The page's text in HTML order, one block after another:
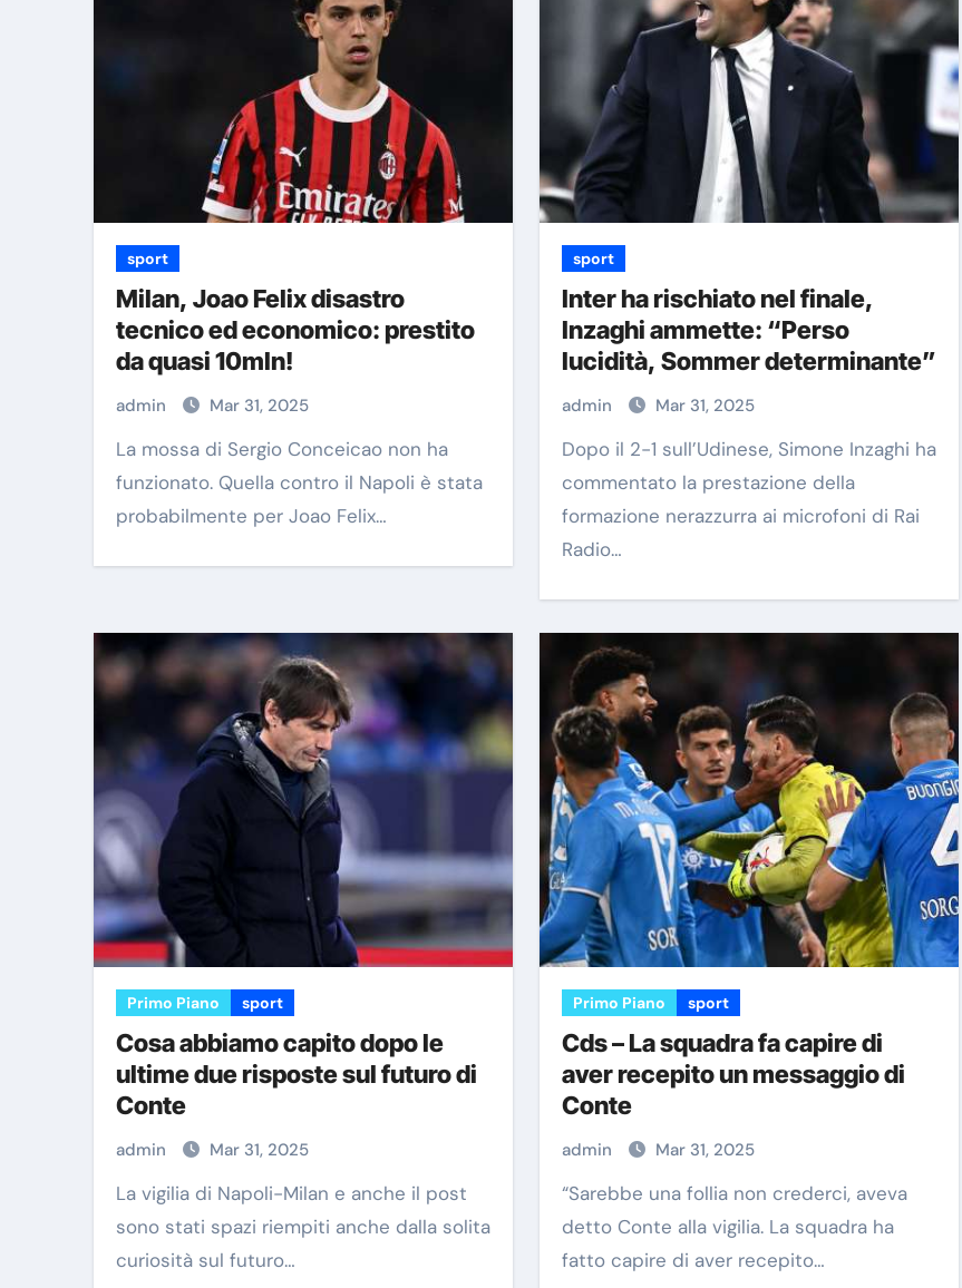
sport
Milan, Joao Felix disastro
tecnico ed economico: prestito
da quasi 10mln!
admin Mar 31, 2025
La mossa di Sergio Conceicao non ha
funzionato. Quella contro il Napoli è stata
probabilmente per Joao Felix…
sport
Inter ha rischiato nel finale,
Inzaghi ammette: “Perso
lucidità, Sommer determinante”
admin Mar 31, 2025
Dopo il 2-1 sull’Udinese, Simone Inzaghi ha
commentato la prestazione della
formazione nerazzurra ai microfoni di Rai
Radio…
Primo Piano sport
Cosa abbiamo capito dopo le
ultime due risposte sul futuro di
Conte
admin Mar 31, 2025
La vigilia di Napoli-Milan e anche il post
sono stati spazi riempiti anche dalla solita
curiosità sul futuro…
Primo Piano sport
Cds – La squadra fa capire di
aver recepito un messaggio di
Conte
admin Mar 31, 2025
“Sarebbe una follia non crederci, aveva
detto Conte alla vigilia. La squadra ha
fatto capire di aver recepito…